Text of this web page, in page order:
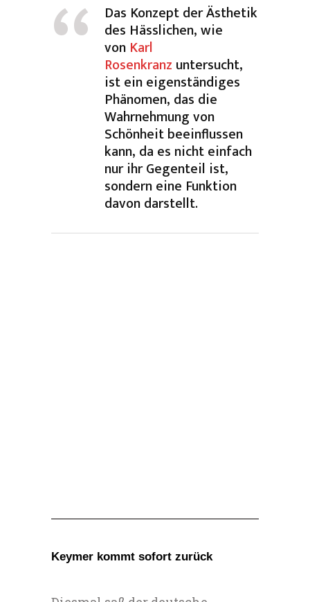
Das Konzept der Ästhetik
des Hässlichen, wie
von Karl
Rosenkranz untersucht,
ist ein eigenständiges
Phänomen, das die
Wahrnehmung von
Schönheit beeinflussen
kann, da es nicht einfach
nur ihr Gegenteil ist,
sondern eine Funktion
davon darstellt.
Keymer kommt sofort zurück